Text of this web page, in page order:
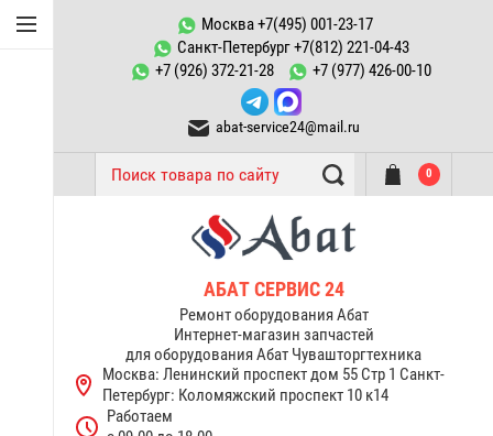
Конфорки Abat
Запчасти к
пароконвектоматам ПКА
Запчасти тестомесов ТМС
Переключатели, пускатели
Запчасти к котлам
пищеварочным КПЭМ Abat
Запчасти к электрическим
плитам Abat
Терморегуляторы
Москва +7(495) 001-23-17
Санкт-Петербург +7(812) 221-04-43
+7 (926) 372-21-28
+7 (977) 426-00-10
abat-service24@mail.ru
0
АБАТ СЕРВИС 24
Ремонт оборудования Абат
Интернет-магазин запчастей
для оборудования Абат Чувашторгтехника
Москва: Ленинский проспект дом 55 Стр 1 Санкт-
Петербург: Коломяжский проспект 10 к14
Работаем